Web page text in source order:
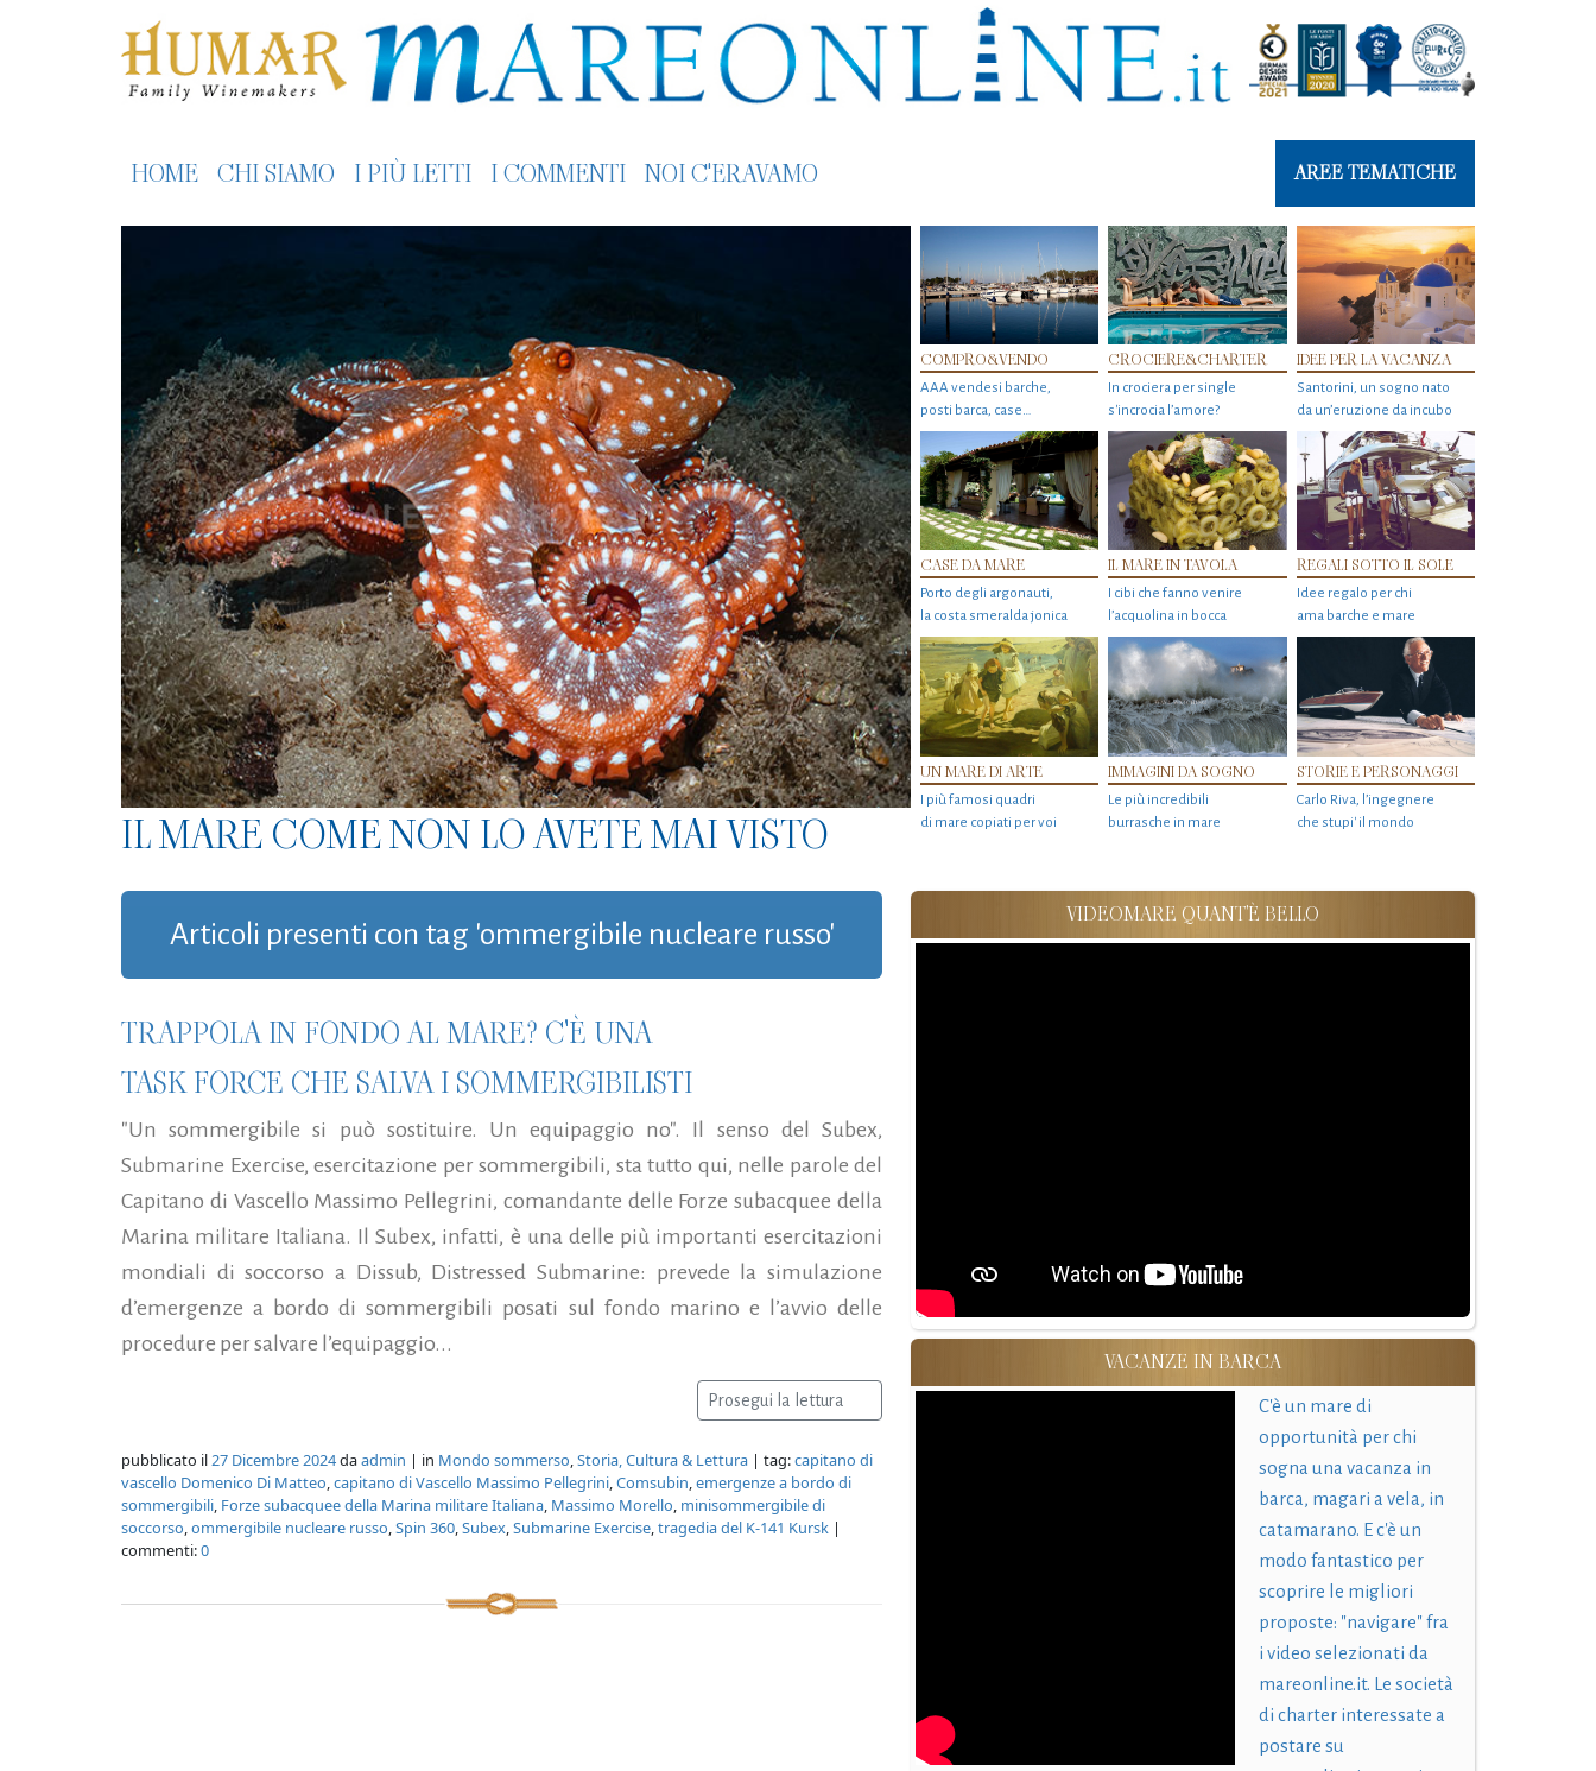
HOME CHI SIAMO I PIÙ LETTI I COMMENTI NOI C'ERAVAMO AREE TEMATICHE
IL MARE COME NON LO AVETE MAI VISTO
COMPRO&VENDO
AAA vendesi barche,
posti barca, case…
CROCIERE&CHARTER
In crociera per single
s'incrocia l’amore?
IDEE PER LA VACANZA
Santorini, un sogno nato
da un’eruzione da incubo
CASE DA MARE
Porto degli argonauti,
la costa smeralda jonica
IL MARE IN TAVOLA
I cibi che fanno venire
l’acquolina in bocca
REGALI SOTTO IL SOLE
Idee regalo per chi
ama barche e mare
UN MARE DI ARTE
I più famosi quadri
di mare copiati per voi
IMMAGINI DA SOGNO
Le più incredibili
burrasche in mare
STORIE E PERSONAGGI
Carlo Riva, l’ingegnere
che stupi' il mondo
Articoli presenti con tag 'ommergibile nucleare russo'
TRAPPOLA IN FONDO AL MARE? C'È UNA
TASK FORCE CHE SALVA I SOMMERGIBILISTI
"Un sommergibile si può sostituire. Un equipaggio no". Il senso del Subex,
Submarine Exercise, esercitazione per sommergibili, sta tutto qui, nelle parole del
Capitano di Vascello Massimo Pellegrini, comandante delle Forze subacquee della
Marina militare Italiana. Il Subex, infatti, è una delle più importanti esercitazioni
mondiali di soccorso a Dissub, Distressed Submarine: prevede la simulazione
d’emergenze a bordo di sommergibili posati sul fondo marino e l’avvio delle
procedure per salvare l’equipaggio...
Prosegui la lettura
pubblicato il27 Dicembre 2024daadmin | in Mondo sommerso,Storia, Cultura & Lettura | tag:capitano di
vascello Domenico Di Matteo,capitano di Vascello Massimo Pellegrini,Comsubin,emergenze a bordo di
sommergibili, Forze subacquee della Marina militare Italiana, Massimo Morello, minisommergibile di
soccorso,ommergibile nucleare russo,Spin 360,Subex,Submarine Exercise,tragedia del K-141 Kursk |
commenti:0
VIDEOMARE QUANT'È BELLO
VACANZE IN BARCA
C'è un mare di
opportunità per chi
sogna una vacanza in
barca, magari a vela, in
catamarano. E c'è un
modo fantastico per
scoprire le migliori
proposte: "navigare" fra
i video selezionati da
mareonline.it. Le società
di charter interessate a
postare su